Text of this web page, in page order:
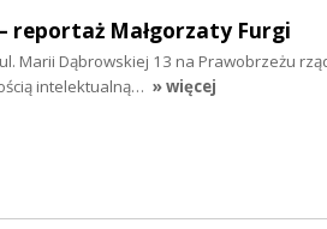
reportaż Małgorzaty Furgi
Marii Dąbrowskiej 13 na Prawobrzeżu
intelektualną… » więcej